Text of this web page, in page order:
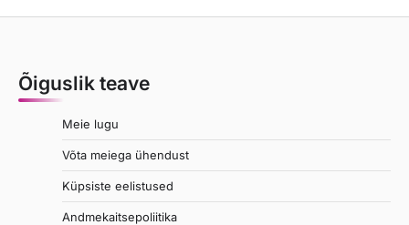
Õiguslik teave
Meie lugu
Võta meiega ühendust
Küpsiste eelistused
Andmekaitsepoliitika